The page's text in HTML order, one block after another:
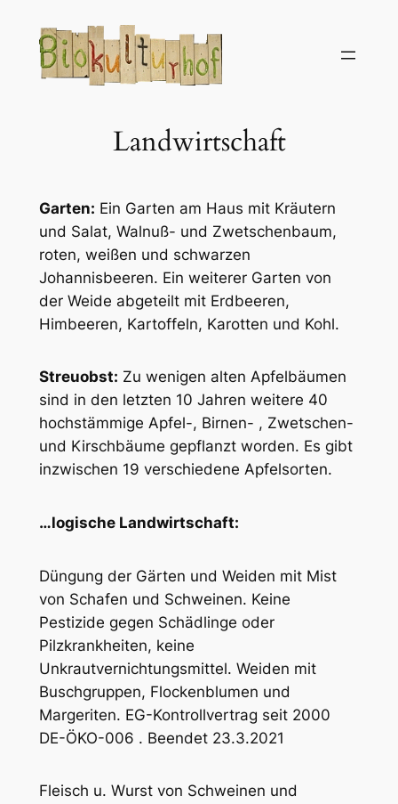
Landwirtschaft
Garten: Ein Garten am Haus mit Kräutern
und Salat, Walnuß- und Zwetschenbaum,
roten, weißen und schwarzen
Johannisbeeren. Ein weiterer Garten von
der Weide abgeteilt mit Erdbeeren,
Himbeeren, Kartoffeln, Karotten und Kohl.
Streuobst: Zu wenigen alten Apfelbäumen
sind in den letzten 10 Jahren weitere 40
hochstämmige Apfel-, Birnen- , Zwetschen-
und Kirschbäume gepflanzt worden. Es gibt
inzwischen 19 verschiedene Apfelsorten.
…logische Landwirtschaft:
Düngung der Gärten und Weiden mit Mist
von Schafen und Schweinen. Keine
Pestizide gegen Schädlinge oder
Pilzkrankheiten, keine
Unkrautvernichtungsmittel. Weiden mit
Buschgruppen, Flockenblumen und
Margeriten. EG-Kontrollvertrag seit 2000
DE-ÖKO-006 . Beendet 23.3.2021
Fleisch u. Wurst von Schweinen und